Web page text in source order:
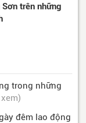
trên những
trong những
đêm lao động